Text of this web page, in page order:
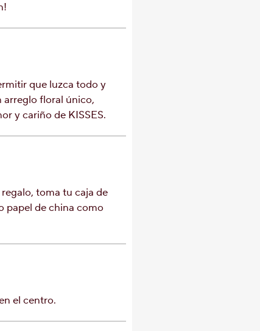
que luzca todo y
arreglo floral único,
y cariño de KISSES.
toma tu caja de
papel de china como
el centro.